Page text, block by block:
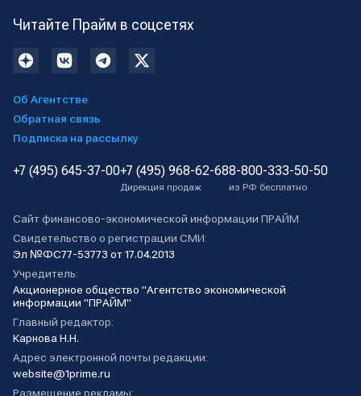
Читайте Прайм в соцсетях
Об Агентстве
Обратная связь
Подписка на рассылку
+7 (495) 645-37-00+7 (495) 968-62-68
Дирекция продаж
8-800-333-50-50
из РФ бесплатно
Сайт финансово-экономической информации ПРАЙМ
Свидетельство о регистрации СМИ:
Эл №ФС77-53773 от 17.04.2013
Учредитель:
Акционерное общество "Агентство экономической
информации "ПРАЙМ"
Главный редактор:
Карнова Н.Н.
Адрес электронной почты редакции:
website@1prime.ru
Размещение рекламы: